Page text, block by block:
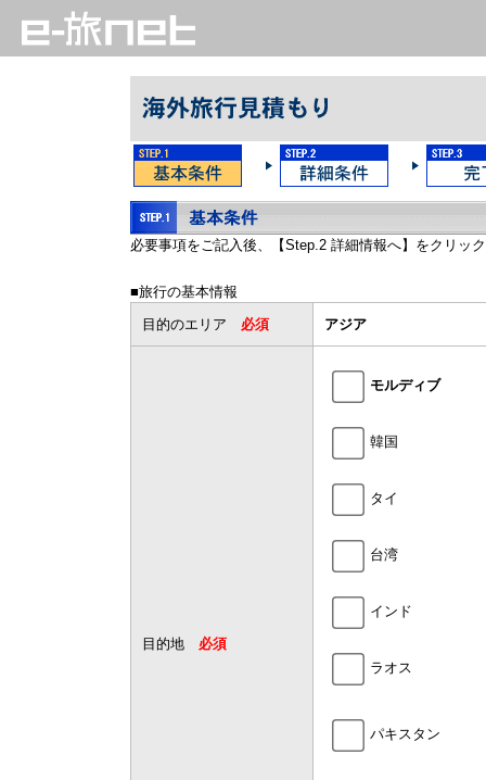
必要事項をご記入後、【Step.2 詳細情報へ】をクリッ
■旅行の基本情報
目的のエリア 必須 アジア
目的地 必須
モルディブ
韓国
タイ
台湾
インド
ラオス
パキスタン